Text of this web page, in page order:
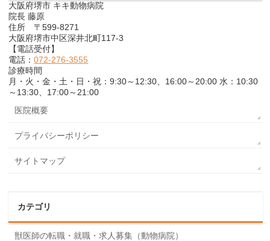
大阪府堺市 キキ動物病院
院長 藤原
住所 〒599-8271
大阪府堺市中区深井北町117-3
【電話受付】
電話：072-276-3555
診療時間
月・火・金・土・日・祝：9:30～12:30、16:00～20:00 水：10:30
～13:30、17:00～21:00
医院概要
プライバシーポリシー
サイトマップ
カテゴリ
獣医師の転職・就職・求人募集（動物病院）